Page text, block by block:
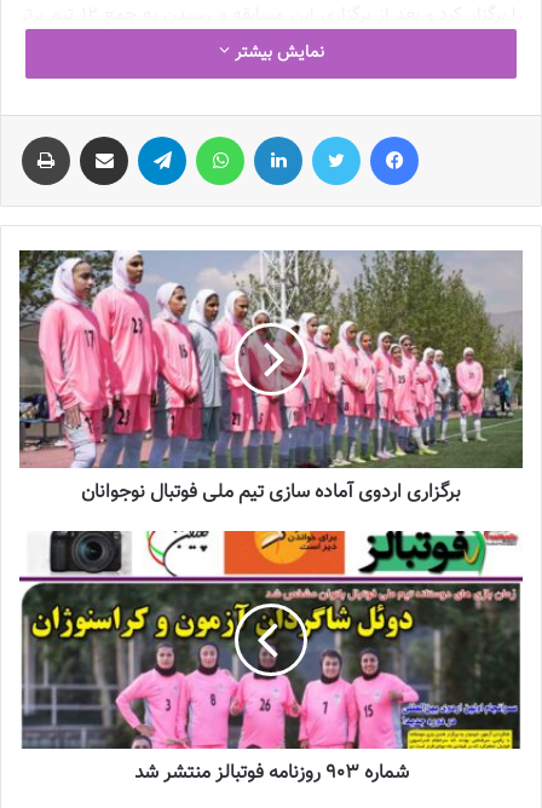
آسیا، چند نوبت اردوی آماده‌سازی در تهران پیگیری شد. روز گذشته هم
شاگردان آزمون در دیداری دوستانه مقابل تیم جوانان پیشتاز تهران قرار
گرفتند که بردی 9 گله برای تیم ملی فوتبال زنان به‌دست آمد اما آنچه
واضح است اینکه این بازی دوستانه نمی‌تواند کمکی به شاگردان آزمون
کند و آن‌ها باید در بازی‌های مهم شرایط فنی خود را بیازمایند.
مریم آزموندر نقش سرمربی تیم ملی فوتبال زنان ایران سعی داشته تا
در ماه‌های گذشته نسبت به عدم تعیین‌تکلیف برنامه تیم ملی تا زمان
شروع مسابقات دور دوم انتخابی المپیک، برای حفظ جایگاهی خود نسبت
به فرآیند انتخاب رقبای تدارکاتی سکوت کند و رصد اخبار نشان می‌دهد
که آزمون اعتراض نسبت به این شرایط نداشته است. حدود 40 روز قبل
بود که در گزارشی اختصاصی، خبر بازی دوستانه با روسیه اعلام شد و
سایت فدراسیون فوتبال امروز به صورت رسمی این گزارش را تایید کرد.
نوشته های مشابه
چالش هاى ليست جدید تيم ملى فوتبال
زنان
2023-06-14
تازه‌ترین خبرها از درمان ۲ ملی‌پوش فوتبال
زنان
2023-12-24
دعوت آزمون از 30 بازیکن به اردوی تیم ملی
نمایش بیشتر
برگزاری اردوی آماده سازی تیم ملی فوتبال نوجوانان
شماره 903 روزنامه فوتبالز منتشر شد